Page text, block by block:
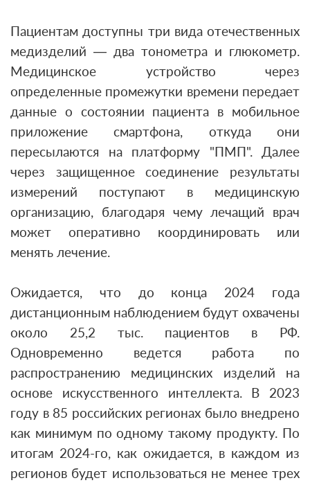
Пациентам доступны три вида отечественных
медизделий — два тонометра и глюкометр.
Медицинское устройство через
определенные промежутки времени передает
данные о состоянии пациента в мобильное
приложениесмартфона, откуда они
пересылаются на платформу "ПМП". Далее
через защищенное соединение результаты
измерений поступают в медицинскую
организацию, благодаря чему лечащий врач
может оперативно координировать или
менять лечение.
Ожидается, что до конца 2024 года
дистанционным наблюдением будут охвачены
около 25,2 тыс. пациентов в РФ.
Одновременно ведется работа по
распространению медицинских изделий на
основе искусственного интеллекта. В 2023
году в 85 российских регионах было внедрено
как минимум по одному такому продукту. По
итогам 2024-го, как ожидается, в каждом из
регионов будет использоваться не менее трех